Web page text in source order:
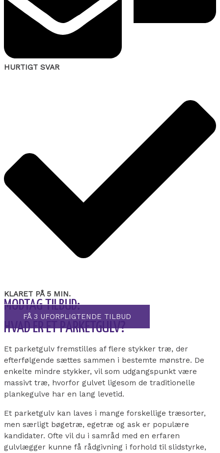
HURTIGT SVAR
KLARET PÅ 5 MIN.
MODTAG TILBUD:
FÅ 3 UFORPLIGTENDE TILBUD
HVAD ER ET PARKETGULV?
Et parketgulv fremstilles af flere stykker træ, der
efterfølgende sættes sammen i bestemte mønstre. De
enkelte mindre stykker, vil som udgangspunkt være
massivt træ, hvorfor gulvet ligesom de traditionelle
plankegulve har en lang levetid.
Et parketgulv kan laves i mange forskellige træsorter,
men særligt bøgetræ, egetræ og ask er populære
kandidater. Ofte vil du i samråd med en erfaren
gulvlægger kunne få rådgivning i forhold til slidstyrke,